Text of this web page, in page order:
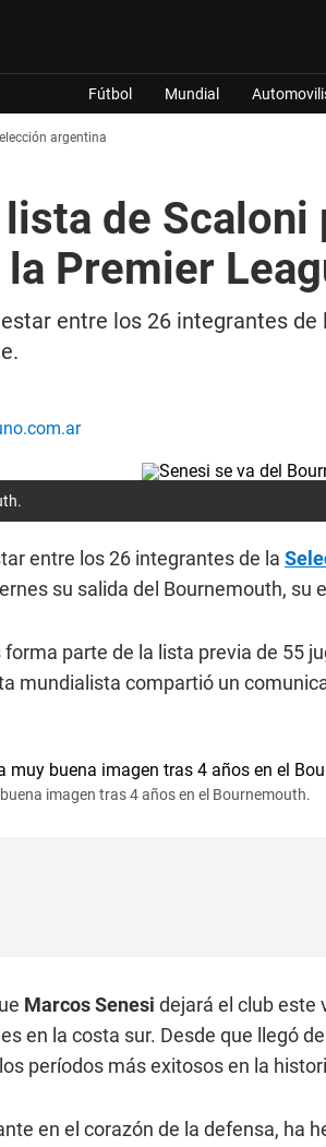
Fútbol Mundial
argentina
lista de
Premier
entre los 26 integrantes
entre los 26 integrantes de la
su salida del Bournemouth, su
forma parte de la lista previa de 55
mundialista compartió un
imagen tras 4 años en el Bournemouth.
Marcos Senesi dejará el club este
en la costa sur. Desde que llegó del
períodos más exitosos en la
en el corazón de la defensa, ha